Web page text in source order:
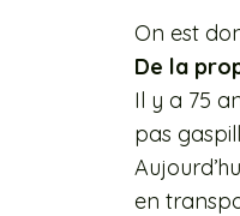
On est
De la
Il y a 75
pas
en